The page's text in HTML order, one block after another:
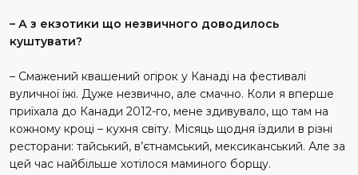
– А з екзотики що незвичного доводилось
куштувати?
– Смажений квашений огірок у Канаді на фестивалі
вуличної їжі. Дуже незвично, але смачно. Коли я вперше
приїхала до Канади 2012-го, мене здивувало, що там на
кожному кроці – кухня світу. Місяць щодня їздили в різні
ресторани: тайський, в’єтнамський, мексиканський. Але за
цей час найбільше хотілося маминого борщу.